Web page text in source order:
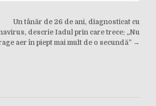
Un tânăr de 26 de ani, diagnosticat cu
descrie Iadul prin care trece: „Nu
aer în piept mai mult de o secundă” →